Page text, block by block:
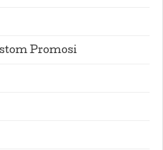
Promosi